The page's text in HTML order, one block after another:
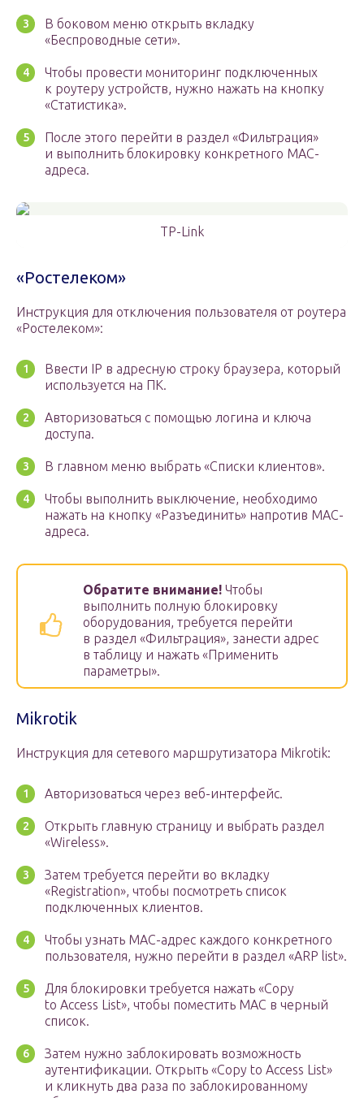
В боковом меню открыть вкладку
«Беспроводные сети».
Чтобы провести мониторинг подключенных
к роутеру устройств, нужно нажать на кнопку
«Статистика».
После этого перейти в раздел «Фильтрация»
и выполнить блокировку конкретного MAC-
адреса.
TP-Link
«Ростелеком»
Инструкция для отключения пользователя от роутера
«Ростелеком»:
Ввести IP в адресную строку браузера, который
используется на ПК.
Авторизоваться с помощью логина и ключа
доступа.
В главном меню выбрать «Списки клиентов».
Чтобы выполнить выключение, необходимо
нажать на кнопку «Разъединить» напротив MAC-
адреса.
Обратите внимание! Чтобы
выполнить полную блокировку
оборудования, требуется перейти
в раздел «Фильтрация», занести адрес
в таблицу и нажать «Применить
параметры».
Mikrotik
Инструкция для сетевого маршрутизатора Mikrotik:
Авторизоваться через веб-интерфейс.
Открыть главную страницу и выбрать раздел
«Wireless».
Затем требуется перейти во вкладку
«Registration», чтобы посмотреть список
подключенных клиентов.
Чтобы узнать MAC-адрес каждого конкретного
пользователя, нужно перейти в раздел «ARP list».
Для блокировки требуется нажать «Copy
to Access List», чтобы поместить MAC в черный
список.
Затем нужно заблокировать возможность
аутентификации. Открыть «Copy to Access List»
и кликнуть два раза по заблокированному